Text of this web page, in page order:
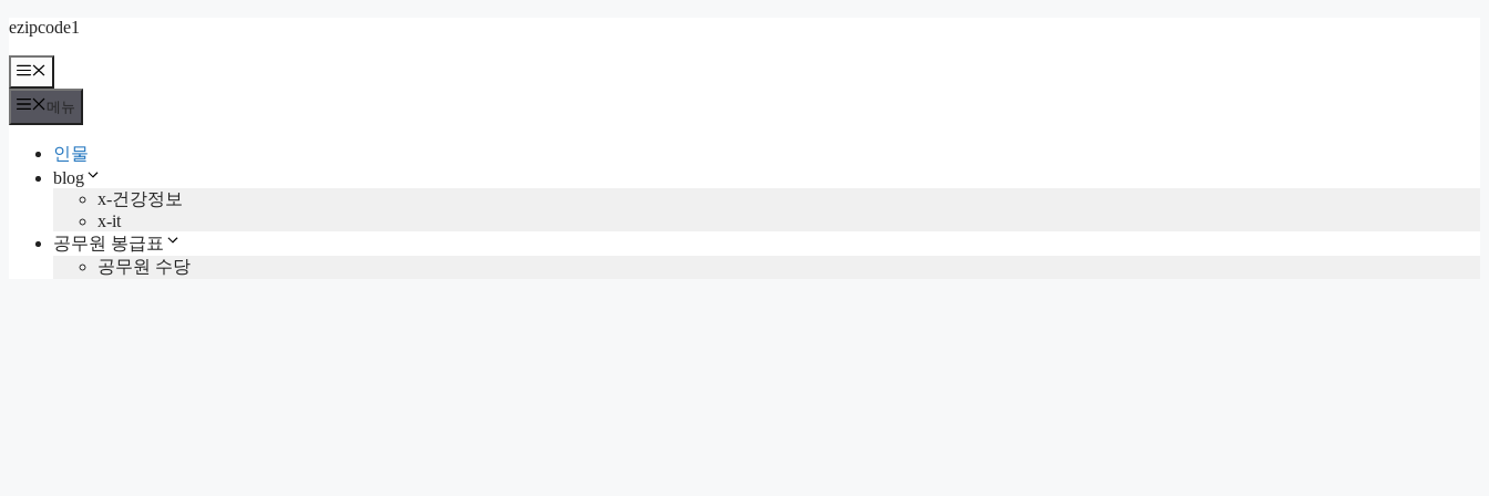
컨
츠
로
건
ezipcode1
메
뉴
메뉴
인물
blog
x-건강정보
x-it
공무원 봉급표
공무원 수당